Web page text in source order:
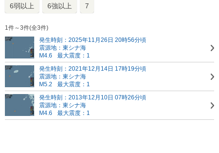
6弱以上 6強以上 7
1件～3件(全3件)
発生時刻：2025年11月26日 20時56分頃
震源地：東シナ海
M4.6
最大震度：1
発生時刻：2021年12月14日 17時19分頃
震源地：東シナ海
M5.2
最大震度：1
発生時刻：2013年12月10日 07時26分頃
震源地：東シナ海
M4.6
最大震度：1